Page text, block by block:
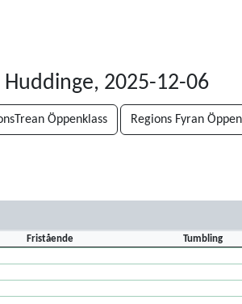
Huddinge, 2025-12-06
Öppenklass Regions Fyran
Fristående Tumbling